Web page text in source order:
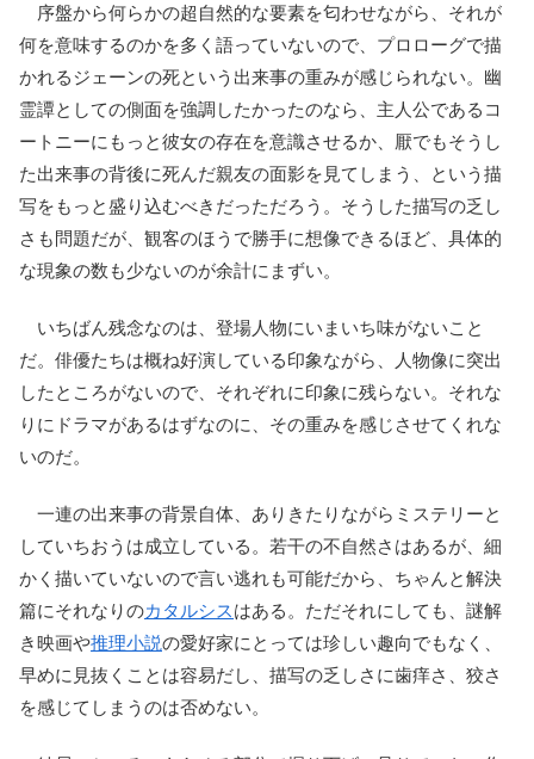
序盤から何らかの超自然的な要素を匂わせながら、それが
何を意味するのかを多く語っていないので、プロローグで描
かれるジェーンの死という出来事の重みが感じられない。幽
霊譚としての側面を強調したかったのなら、主人公であるコ
ートニーにもっと彼女の存在を意識させるか、厭でもそうし
た出来事の背後に死んだ親友の面影を見てしまう、という描
写をもっと盛り込むべきだっただろう。そうした描写の乏し
さも問題だが、観客のほうで勝手に想像できるほど、具体的
な現象の数も少ないのが余計にまずい。
いちばん残念なのは、登場人物にいまいち味がないこと
だ。俳優たちは概ね好演している印象ながら、人物像に突出
したところがないので、それぞれに印象に残らない。それな
りにドラマがあるはずなのに、その重みを感じさせてくれな
いのだ。
一連の出来事の背景自体、ありきたりながらミステリーと
していちおうは成立している。若干の不自然さはあるが、細
かく描いていないので言い逃れも可能だから、ちゃんと解決
篇にそれなりのカタルシスはある。ただそれにしても、謎解
き映画や推理小説の愛好家にとっては珍しい趣向でもなく、
早めに見抜くことは容易だし、描写の乏しさに歯痒さ、狡さ
を感じてしまうのは否めない。